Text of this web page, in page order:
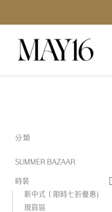
分類
SUMMER BAZAAR
時裝
新中式（限時七折優惠)
現貨區